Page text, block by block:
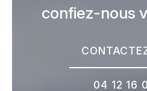
confiez-nous
04 12 16